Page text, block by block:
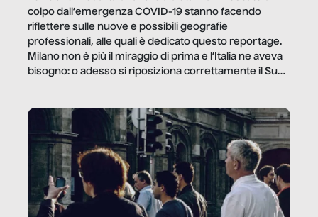
colpo dall’emergenza COVID-19 stanno facendo
riflettere sulle nuove e possibili geografie
professionali, alle quali è dedicato questo reportage.
Milano non è più il miraggio di prima e l’Italia ne aveva
bisogno: o adesso si riposiziona correttamente il Sud